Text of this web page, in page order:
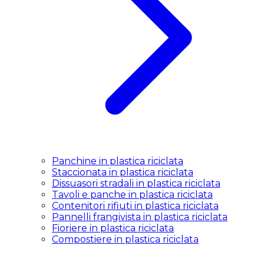
Panchine in plastica riciclata
Staccionata in plastica riciclata
Dissuasori stradali in plastica riciclata
Tavoli e panche in plastica riciclata
Contenitori rifiuti in plastica riciclata
Pannelli frangivista in plastica riciclata
Fioriere in plastica riciclata
Compostiere in plastica riciclata